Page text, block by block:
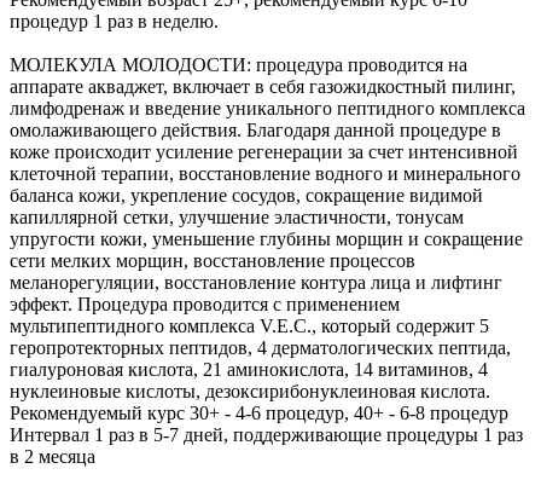
процедур 1 раз в неделю.
МОЛЕКУЛА МОЛОДОСТИ: процедура проводится на
аппарате акваджет, включает в себя газожидкостный пилинг,
лимфодренаж и введение уникального пептидного комплекса
омолаживающего действия. Благодаря данной процедуре в
коже происходит усиление регенерации за счет интенсивной
клеточной терапии, восстановление водного и минерального
баланса кожи, укрепление сосудов, сокращение видимой
капиллярной сетки, улучшение эластичности, тонусам
упругости кожи, уменьшение глубины морщин и сокращение
сети мелких морщин, восстановление процессов
меланорегуляции, восстановление контура лица и лифтинг
эффект. Процедура проводится с применением
мультипептидного комплекса V.E.C., который содержит 5
геропротекторных пептидов, 4 дерматологических пептида,
гиалуроновая кислота, 21 аминокислота, 14 витаминов, 4
нуклеиновые кислоты, дезоксирибонуклеиновая кислота.
Рекомендуемый курс 30+ - 4-6 процедур, 40+ - 6-8 процедур
Интервал 1 раз в 5-7 дней, поддерживающие процедуры 1 раз
в 2 месяца